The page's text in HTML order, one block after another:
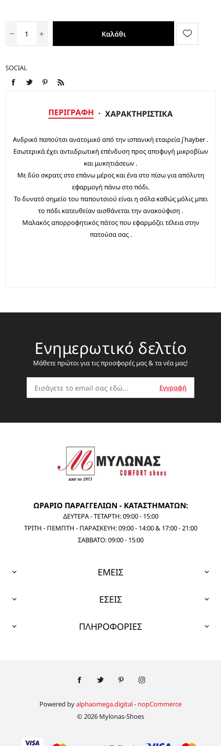
Καλάθι
SOCIAL
ΠΕΡΙΓΡΑΦΉ ΧΑΡΑΚΤΗΡΙΣΤΙΚΆ
Ανδρικό παπούτσι ανατομικό από την ισπανική εταιρεία j΄hayber .
Εσωτερικά έχει αντιιδρωτική επένδυση προς αποφυγή μικροβίων
και μυκητιάσεων .
Με δύο σκρατς στο επάνω μέρος και ένα στο πίσω για απόλυτη
εφαρμογή πάνω στο πόδι.
Το δυνατό σημείο του παπουτσιού είναι η σόλα καθώς μόλις μπει
το πόδι κατευθείαν αισθάνεται την ανακούφιση .
Μαλακός απορροφητικός πάτος που εφαρμόζει τέλεια στην
πατούσα σας .
Ενημερωτικό δελτίο
Μάθετε πρώτοι για τις προσφορές μας & τα νέα μας!
ΩΡΑΡΙΟ ΠΑΡΑΓΓΕΛΙΩΝ - ΚΑΤΑΣΤΗΜΑΤΩΝ:
ΔΕΥΤΕΡΑ - ΤΕΤΑΡΤΗ: 09:00 - 15:00
ΤΡΙΤΗ - ΠΕΜΠΤΗ - ΠΑΡΑΣΚΕΥΗ: 09:00 - 14:00 & 17:00 - 21:00
ΣΑΒΒΑΤΟ: 09:00 - 15:00
ΕΜΕΙΣ
ΕΣΕΙΣ
ΠΛΗΡΟΦΟΡΙΕΣ
Powered byalphaomega.digital- nopCommerce
© 2026 Mylonas-Shoes